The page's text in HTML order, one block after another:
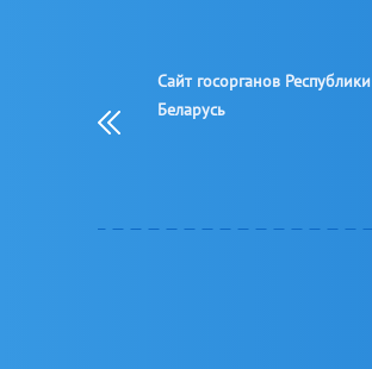
и правовой
Сайт госорганов Республики
Беларусь